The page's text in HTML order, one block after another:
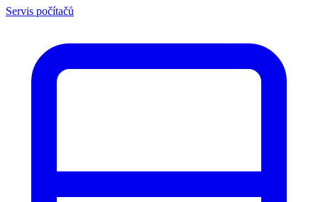
Servis počítačů